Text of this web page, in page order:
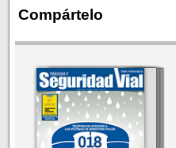
Compártelo